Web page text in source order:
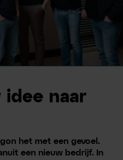
idee naar
het met een gevoel.
een nieuw bedrijf. In